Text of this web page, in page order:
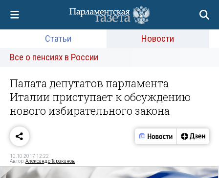
Статьи
Новости
Все о пенсиях в России
Палата депутатов парламента
Италии приступает к обсуждению
нового избирательного закона
10.10.2017 12:22
Автор:Александр Тараканов